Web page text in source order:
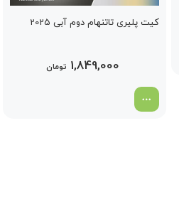
کیت پلیری تاتنهام دوم آبی 2025
1,849,000 تومان